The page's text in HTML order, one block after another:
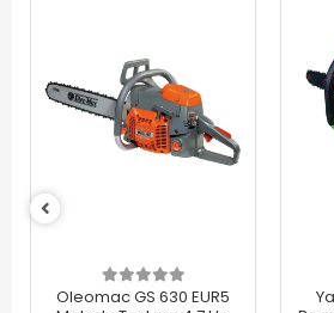
Oleomac GS 630 EUR5